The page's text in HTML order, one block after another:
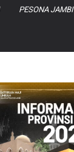
PESONA JAMBI